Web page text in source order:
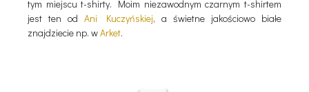
tym miejscu t-shirty. Moim niezawodnym czarnym t-shirtem
jest ten odAni Kuczyńskiej, a świetne jakościowo białe
znajdziecie np. wArket.